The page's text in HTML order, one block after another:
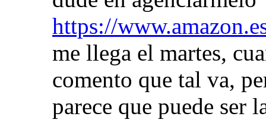
https://
me llega el martes,
comento que tal va,
parece que puede ser